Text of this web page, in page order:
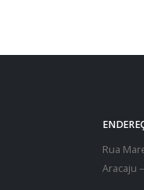
Rua
Aracaju